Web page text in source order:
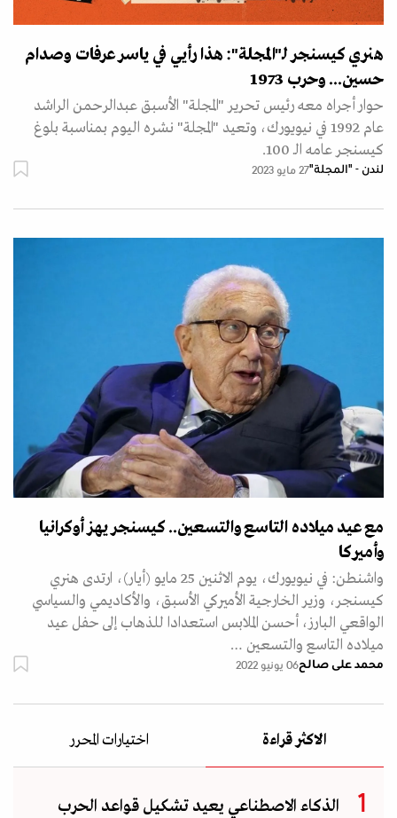
هنري كيسنجر لـ"المجلة": هذا رأيي في ياسر عرفات وصدام
حسين... وحرب 1973
حوار أجراه معه رئيس تحرير "المجلة" الأسبق عبدالرحمن الراشد
عام 1992 في نيويورك، وتعيد "المجلة" نشره اليوم بمناسبة بلوغ
كيسنجر عامه الـ 100.
لندن - "المجلة"27 مايو 2023
مع عيد ميلاده التاسع والتسعين.. كيسنجر يهز أوكرانيا
وأميركا
واشنطن: في نيويورك، يوم الاثنين 25 مايو (أيار)، ارتدى هنري
كيسنجر، وزير الخارجية الأميركي الأسبق، والأكاديمي والسياسي
الواقعي البارز، أحسن الملابس استعدادا للذهاب إلى حفل عيد
ميلاده التاسع والتسعين …
محمد على صالح06 يونيو 2022
الاكثر قراءة اختيارات المحرر
الذكاء الاصطناعي يعيد تشكيل قواعد الحرب